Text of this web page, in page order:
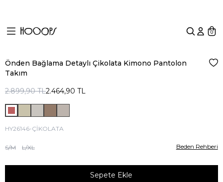
0
cm
Önden Bağlama Detaylı Çikolata Kimono Pantolon
Takım
2.899,90TL2.464,90 TL
HY26146-ÇİKOLATA
Beden Rehberi
S/M L/XL
Sepete Ekle